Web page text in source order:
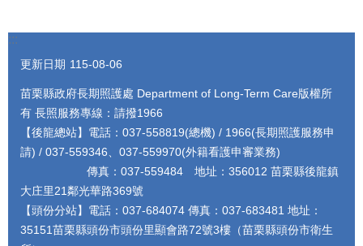
:::
更新日期 115-08-06
苗栗縣政府長期照護處 Department of Long-Term Care版權所
有 長照服務專線：請撥1966
【後龍總站】電話：037-558819(總機) / 1966(長期照護服務申
請) / 037-559346、037-559970(外籍看護申審業務)
傳真：037-559484 地址：356012 苗栗縣後龍鎮
大庄里21鄰光華路369號
【頭份分站】電話：037-684074 傳真：037-683481 地址：
35151苗栗縣頭份市頭份里顯會路72號3樓（苗栗縣頭份市衛生